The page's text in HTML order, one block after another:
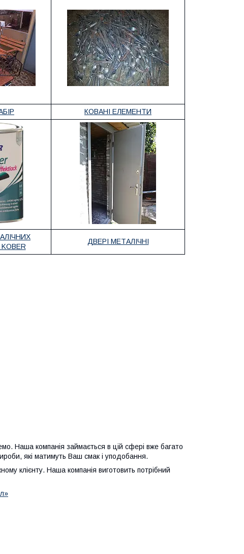
КОВАНІ ЕЛЕМЕНТИ
ДВЕРІ МЕТАЛІЧНІ
Наша компанія займається в цій сфері вже багато
які матимуть Ваш смак і уподобання.
клієнту. Наша компанія виготовить потрібний